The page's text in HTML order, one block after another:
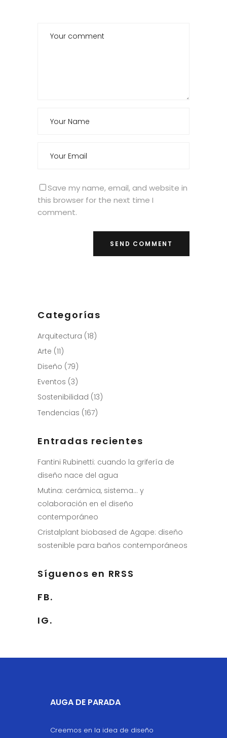
Save my name, email, and website in
this browser for the next time I
comment.
Categorías
Arquitectura (18)
Arte (11)
Diseño (79)
Eventos (3)
Sostenibilidad (13)
Tendencias (167)
Entradas recientes
Fantini Rubinetti: cuando la grifería de
diseño nace del agua
Mutina: cerámica, sistema… y
colaboración en el diseño
contemporáneo
Cristalplant biobased de Agape: diseño
sostenible para baños contemporáneos
Síguenos en RRSS
FB.
IG.
AUGA DE PARADA
Creemos en la idea de diseño